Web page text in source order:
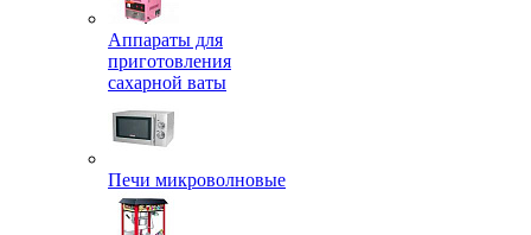
Аппараты для
приготовления
сахарной ваты
Печи микроволновые